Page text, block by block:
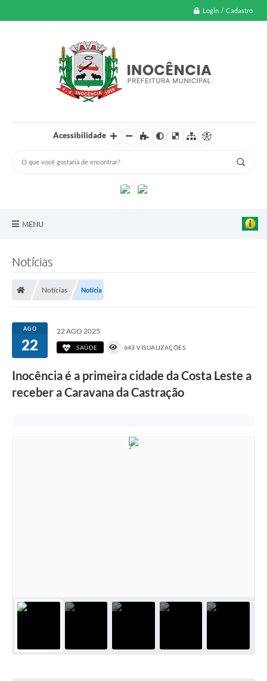
Login / Cadastro
Acessibilidade
MENU
Transparência Pública
Notícias
Legislação
Renuncia de Receita
Recursos Liberados
Dados gerais e Obras
Notícias
Notícias Notícia
AGO
22
22 AGO 2025
SAÚDE 643 VISUALIZAÇÕES
Inocência é a primeira cidade da Costa Leste a
receber a Caravana da Castração